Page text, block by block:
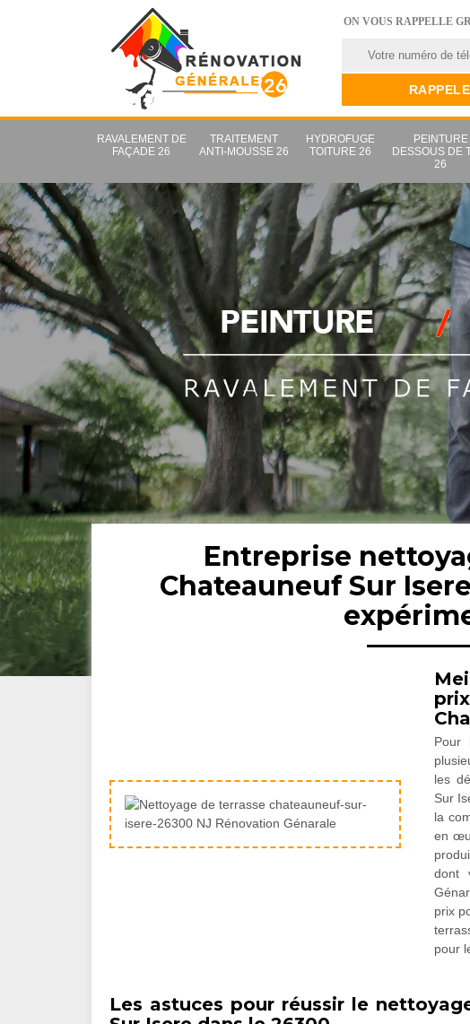
ON VOUS RAPPELLE
RAVALEMENT DE
FAÇADE 26
TRAITEMENT
ANTI-MOUSSE 26
HYDROFUGE
TOITURE 26
PEINTURE
DESSOUS DE
26
Entreprise
Chateauneuf Sur
Pour
les
Sur
la
en
dont
prix
pour
Les astuces pour réussir le